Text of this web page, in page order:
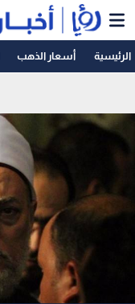
الرئيسية أسعار الذهب